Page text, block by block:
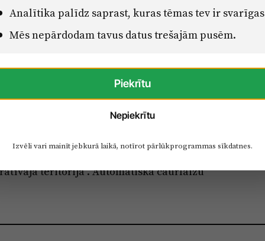
aptuveni 6 miljonus eiro, pilsētas kopšanā
kopējie ieņēmumi gadā ir aptuveni
ir neliela daļa no pilsētas
un attīstībā ieguldītajiem līdzekļiem.
Jūrmalas pilsētas administratīvajā
par iebraukšanu rudens un ziemas periodā
Nodeva par iebraukšanu Jūrmalas pilsētas
ar Jūrmalas pilsētas domes 2017. gada
1 “Par transportlīdzekļu iebraukšanu īpaša
teritorijā”. Automātiskā caurlaižu
Analītika palīdz saprast, kuras tēmas tev ir
Mēs nepārdodam tavus datus trešajām pusēm.
Piekrītu
Nepiekrītu
Izvēli vari mainīt jebkurā laikā, notīrot pārlūkprogrammas sīkdatnes.